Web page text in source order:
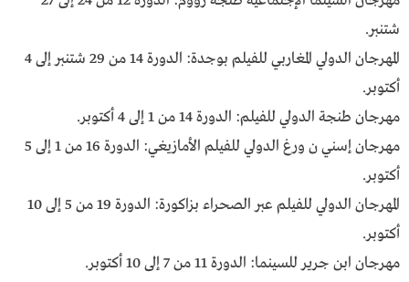
شتنبر.
المهرجان الدولي المغاربي للفيلم بوجدة: الدورة 14 من 29 شتنبر إلى 4
أكتوبر.
مهرجان طنجة الدولي للفيلم: الدورة 14 من 1 إلى 4 أكتوبر.
مهرجان إسني ن ورغ الدولي للفيلم الأمازيغي: الدورة 16 من 1 إلى 5
أكتوبر.
المهرجان الدولي للفيلم عبر الصحراء بزاكورة: الدورة 19 من 5 إلى 10
أكتوبر.
مهرجان ابن جرير للسينما: الدورة 11 من 7 إلى 10 أكتوبر.